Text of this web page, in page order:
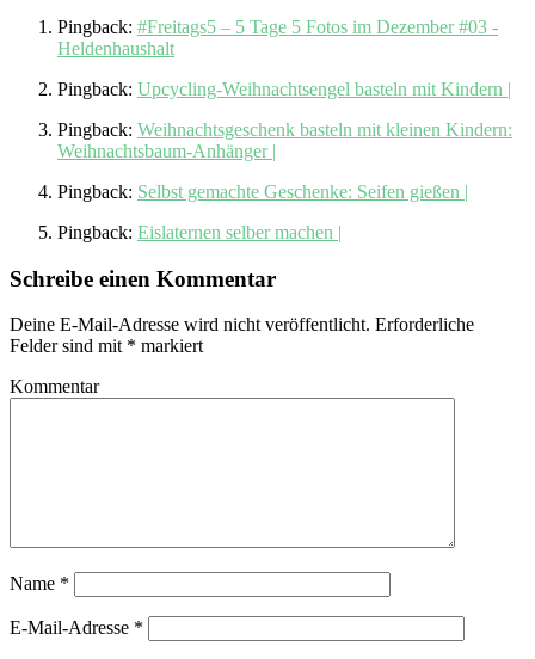
Pingback: #Freitags5 – 5 Tage 5 Fotos im Dezember #03 -
Heldenhaushalt
Pingback: Upcycling-Weihnachtsengel basteln mit Kindern |
Pingback: Weihnachtsgeschenk basteln mit kleinen Kindern:
Weihnachtsbaum-Anhänger |
Pingback: Selbst gemachte Geschenke: Seifen gießen |
Pingback: Eislaternen selber machen |
Schreibe einen Kommentar
Deine E-Mail-Adresse wird nicht veröffentlicht. Erforderliche
Felder sind mit * markiert
Kommentar
Name *
E-Mail-Adresse *